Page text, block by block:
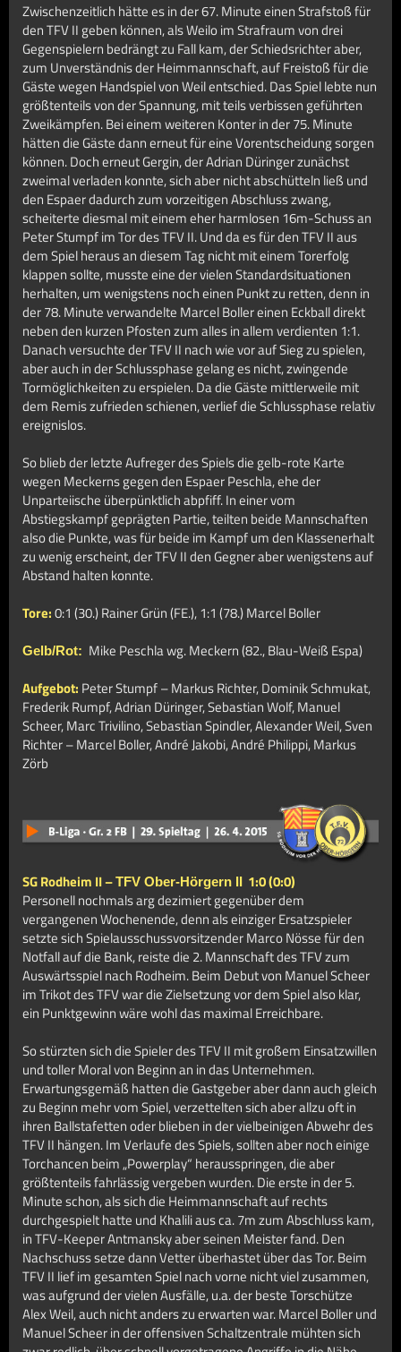
Zwischenzeitlich hätte es in der 67. Minute einen Strafstoß für
den TFV II geben können, als Weilo im Strafraum von drei
Gegenspielern bedrängt zu Fall kam, der Schiedsrichter aber,
zum Unverständnis der Heimmannschaft, auf Freistoß für die
Gäste wegen Handspiel von Weil entschied. Das Spiel lebte nun
größtenteils von der Spannung, mit teils verbissen geführten
Zweikämpfen. Bei einem weiteren Konter in der 75. Minute
hätten die Gäste dann erneut für eine Vorentscheidung sorgen
können. Doch erneut Gergin, der Adrian Düringer zunächst
zweimal verladen konnte, sich aber nicht abschütteln ließ und
den Espaer dadurch zum vorzeitigen Abschluss zwang,
scheiterte diesmal mit einem eher harmlosen 16m-Schuss an
Peter Stumpf im Tor des TFV II. Und da es für den TFV II aus
dem Spiel heraus an diesem Tag nicht mit einem Torerfolg
klappen sollte, musste eine der vielen Standardsituationen
herhalten, um wenigstens noch einen Punkt zu retten, denn in
der 78. Minute verwandelte Marcel Boller einen Eckball direkt
neben den kurzen Pfosten zum alles in allem verdienten 1:1.
Danach versuchte der TFV II nach wie vor auf Sieg zu spielen,
aber auch in der Schlussphase gelang es nicht, zwingende
Tormöglichkeiten zu erspielen. Da die Gäste mittlerweile mit
dem Remis zufrieden schienen, verlief die Schlussphase relativ
ereignislos.
So blieb der letzte Aufreger des Spiels die gelb-rote Karte
wegen Meckerns gegen den Espaer Peschla, ehe der
Unparteiische überpünktlich abpfiff. In einer vom
Abstiegskampf geprägten Partie, teilten beide Mannschaften
also die Punkte, was für beide im Kampf um den Klassenerhalt
zu wenig erscheint, der TFV II den Gegner aber wenigstens auf
Abstand halten konnte.
Tore:0:1 (30.) Rainer Grün (FE.), 1:1 (78.) Marcel Boller
Gelb/Rot: Mike Peschla wg. Meckern (82., Blau-Weiß Espa)
Aufgebot: Peter Stumpf – Markus Richter, Dominik Schmukat,
Frederik Rumpf, Adrian Düringer, Sebastian Wolf, Manuel
Scheer, Marc Trivilino, Sebastian Spindler, Alexander Weil, Sven
Richter – Marcel Boller, André Jakobi, André Philippi, Markus
Zörb
SG Rodheim II –TFV Ober-Hörgern II 1:0 (0:0)
Personell nochmals arg dezimiert gegenüber dem
vergangenen Wochenende, denn als einziger Ersatzspieler
setzte sich Spielausschussvorsitzender Marco Nösse für den
Notfall auf die Bank, reiste die 2. Mannschaft des TFV zum
Auswärtsspiel nach Rodheim. Beim Debut von Manuel Scheer
im Trikot des TFV war die Zielsetzung vor dem Spiel also klar,
ein Punktgewinn wäre wohl das maximal Erreichbare.
So stürzten sich die Spieler des TFV II mit großem Einsatzwillen
und toller Moral von Beginn an in das Unternehmen.
Erwartungsgemäß hatten die Gastgeber aber dann auch gleich
zu Beginn mehr vom Spiel, verzettelten sich aber allzu oft in
ihren Ballstafetten oder blieben in der vielbeinigen Abwehr des
TFV II hängen. Im Verlaufe des Spiels, sollten aber noch einige
Torchancen beim „Powerplay“ herausspringen, die aber
größtenteils fahrlässig vergeben wurden. Die erste in der 5.
Minute schon, als sich die Heimmannschaft auf rechts
durchgespielt hatte und Khalili aus ca. 7m zum Abschluss kam,
in TFV-Keeper Antmansky aber seinen Meister fand. Den
Nachschuss setze dann Vetter überhastet über das Tor. Beim
TFV II lief im gesamten Spiel nach vorne nicht viel zusammen,
was aufgrund der vielen Ausfälle, u.a. der beste Torschütze
Alex Weil, auch nicht anders zu erwarten war. Marcel Boller und
Manuel Scheer in der offensiven Schaltzentrale mühten sich